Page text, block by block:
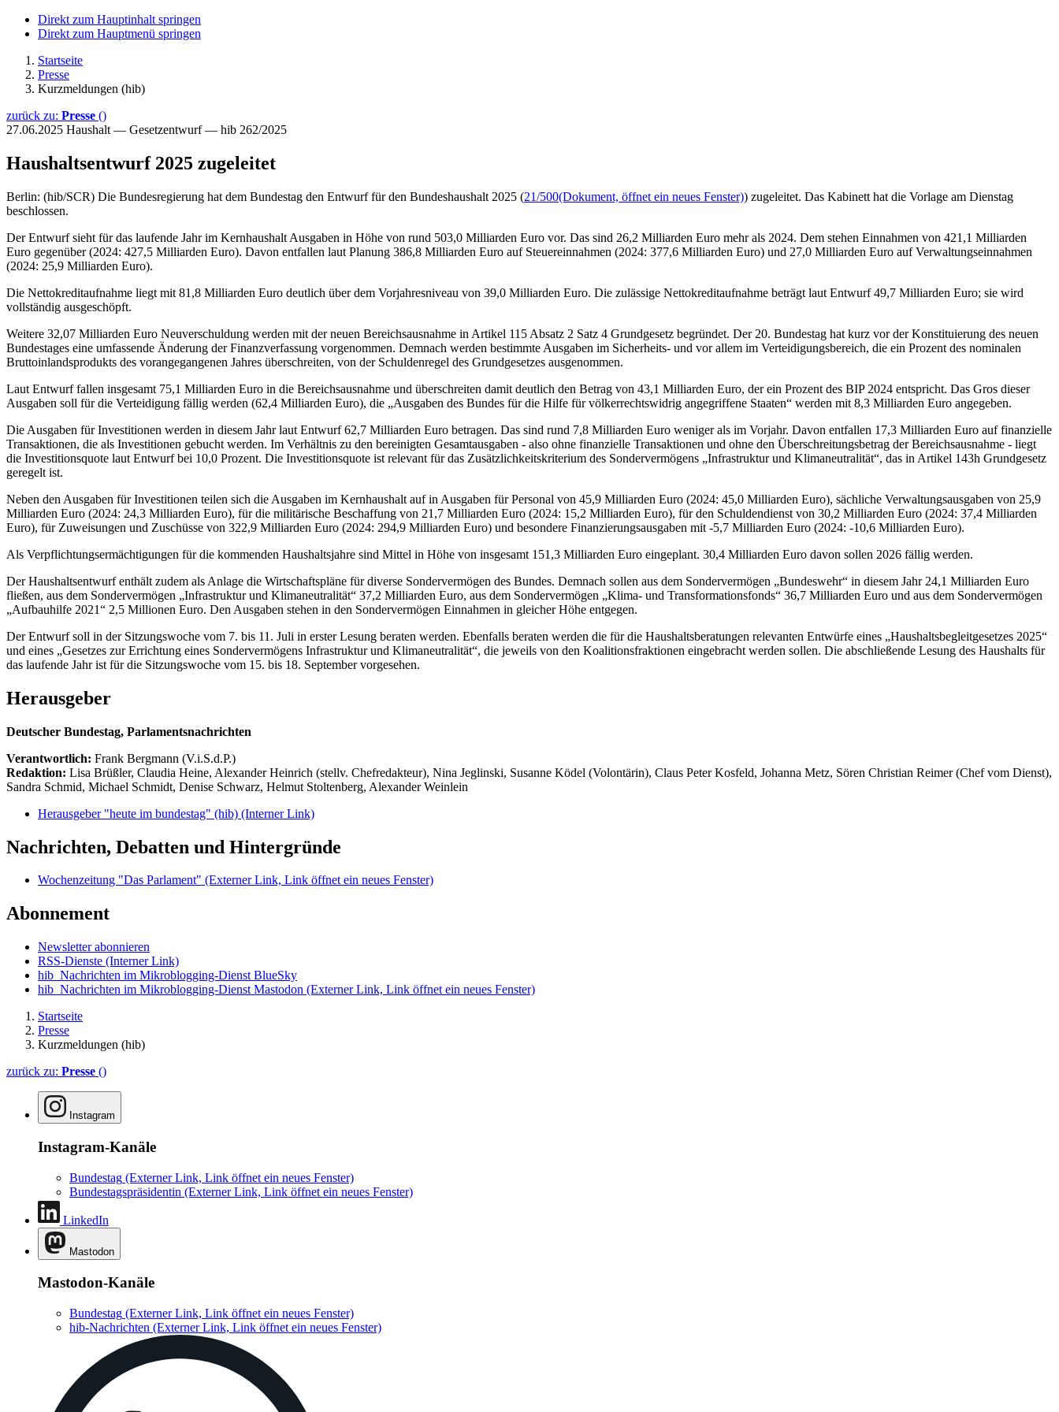
Direkt zum Hauptinhalt springen
Direkt zum Hauptmenü springen
Startseite
Presse
Kurzmeldungen (hib)
zurück zu: Presse ()
27.06.2025 Haushalt — Gesetzentwurf — hib 262/2025
Haushaltsentwurf 2025 zugeleitet
Berlin: (hib/SCR) Die Bundesregierung hat dem Bundestag den Entwurf für den Bundeshaushalt 2025 (21/500(Dokument, öffnet ein neues Fenster)) zugeleitet. Das Kabinett hat die Vorlage am Dienstag
beschlossen.
Der Entwurf sieht für das laufende Jahr im Kernhaushalt Ausgaben in Höhe von rund 503,0 Milliarden Euro vor. Das sind 26,2 Milliarden Euro mehr als 2024. Dem stehen Einnahmen von 421,1 Milliarden
Euro gegenüber (2024: 427,5 Milliarden Euro). Davon entfallen laut Planung 386,8 Milliarden Euro auf Steuereinnahmen (2024: 377,6 Milliarden Euro) und 27,0 Milliarden Euro auf Verwaltungseinnahmen
(2024: 25,9 Milliarden Euro).
Die Nettokreditaufnahme liegt mit 81,8 Milliarden Euro deutlich über dem Vorjahresniveau von 39,0 Milliarden Euro. Die zulässige Nettokreditaufnahme beträgt laut Entwurf 49,7 Milliarden Euro; sie wird
vollständig ausgeschöpft.
Weitere 32,07 Milliarden Euro Neuverschuldung werden mit der neuen Bereichsausnahme in Artikel 115 Absatz 2 Satz 4 Grundgesetz begründet. Der 20. Bundestag hat kurz vor der Konstituierung des neuen
Bundestages eine umfassende Änderung der Finanzverfassung vorgenommen. Demnach werden bestimmte Ausgaben im Sicherheits- und vor allem im Verteidigungsbereich, die ein Prozent des nominalen
Bruttoinlandsprodukts des vorangegangenen Jahres überschreiten, von der Schuldenregel des Grundgesetzes ausgenommen.
Laut Entwurf fallen insgesamt 75,1 Milliarden Euro in die Bereichsausnahme und überschreiten damit deutlich den Betrag von 43,1 Milliarden Euro, der ein Prozent des BIP 2024 entspricht. Das Gros dieser
Ausgaben soll für die Verteidigung fällig werden (62,4 Milliarden Euro), die „Ausgaben des Bundes für die Hilfe für völkerrechtswidrig angegriffene Staaten“ werden mit 8,3 Milliarden Euro angegeben.
Die Ausgaben für Investitionen werden in diesem Jahr laut Entwurf 62,7 Milliarden Euro betragen. Das sind rund 7,8 Milliarden Euro weniger als im Vorjahr. Davon entfallen 17,3 Milliarden Euro auf finanzielle
Transaktionen, die als Investitionen gebucht werden. Im Verhältnis zu den bereinigten Gesamtausgaben - also ohne finanzielle Transaktionen und ohne den Überschreitungsbetrag der Bereichsausnahme - liegt
die Investitionsquote laut Entwurf bei 10,0 Prozent. Die Investitionsquote ist relevant für das Zusätzlichkeitskriterium des Sondervermögens „Infrastruktur und Klimaneutralität“, das in Artikel 143h Grundgesetz
geregelt ist.
Neben den Ausgaben für Investitionen teilen sich die Ausgaben im Kernhaushalt auf in Ausgaben für Personal von 45,9 Milliarden Euro (2024: 45,0 Milliarden Euro), sächliche Verwaltungsausgaben von 25,9
Milliarden Euro (2024: 24,3 Milliarden Euro), für die militärische Beschaffung von 21,7 Milliarden Euro (2024: 15,2 Milliarden Euro), für den Schuldendienst von 30,2 Milliarden Euro (2024: 37,4 Milliarden
Euro), für Zuweisungen und Zuschüsse von 322,9 Milliarden Euro (2024: 294,9 Milliarden Euro) und besondere Finanzierungsausgaben mit -5,7 Milliarden Euro (2024: -10,6 Milliarden Euro).
Als Verpflichtungsermächtigungen für die kommenden Haushaltsjahre sind Mittel in Höhe von insgesamt 151,3 Milliarden Euro eingeplant. 30,4 Milliarden Euro davon sollen 2026 fällig werden.
Der Haushaltsentwurf enthält zudem als Anlage die Wirtschaftspläne für diverse Sondervermögen des Bundes. Demnach sollen aus dem Sondervermögen „Bundeswehr“ in diesem Jahr 24,1 Milliarden Euro
fließen, aus dem Sondervermögen „Infrastruktur und Klimaneutralität“ 37,2 Milliarden Euro, aus dem Sondervermögen „Klima- und Transformationsfonds“ 36,7 Milliarden Euro und aus dem Sondervermögen
„Aufbauhilfe 2021“ 2,5 Millionen Euro. Den Ausgaben stehen in den Sondervermögen Einnahmen in gleicher Höhe entgegen.
Der Entwurf soll in der Sitzungswoche vom 7. bis 11. Juli in erster Lesung beraten werden. Ebenfalls beraten werden die für die Haushaltsberatungen relevanten Entwürfe eines „Haushaltsbegleitgesetzes 2025“
und eines „Gesetzes zur Errichtung eines Sondervermögens Infrastruktur und Klimaneutralität“, die jeweils von den Koalitionsfraktionen eingebracht werden sollen. Die abschließende Lesung des Haushalts für
das laufende Jahr ist für die Sitzungswoche vom 15. bis 18. September vorgesehen.
Herausgeber
Deutscher Bundestag, Parlamentsnachrichten
Verantwortlich: Frank Bergmann (V.i.S.d.P.)
Redaktion: Lisa Brüßler, Claudia Heine, Alexander Heinrich (stellv. Chefredakteur), Nina Jeglinski, Susanne Ködel (Volontärin), Claus Peter Kosfeld, Johanna Metz, Sören Christian Reimer (Chef vom Dienst),
Sandra Schmid, Michael Schmidt, Denise Schwarz, Helmut Stoltenberg, Alexander Weinlein
Herausgeber "heute im bundestag" (hib) (Interner Link)
Nachrichten, Debatten und Hintergründe
Wochenzeitung "Das Parlament" (Externer Link, Link öffnet ein neues Fenster)
Abonnement
Newsletter abonnieren
RSS-Dienste (Interner Link)
hib_Nachrichten im Mikroblogging-Dienst BlueSky
hib_Nachrichten im Mikroblogging-Dienst Mastodon (Externer Link, Link öffnet ein neues Fenster)
Startseite
Presse
Kurzmeldungen (hib)
zurück zu: Presse ()
Instagram
Instagram-Kanäle
Bundestag (Externer Link, Link öffnet ein neues Fenster)
Bundestagspräsidentin (Externer Link, Link öffnet ein neues Fenster)
LinkedIn
Mastodon
Mastodon-Kanäle
Bundestag (Externer Link, Link öffnet ein neues Fenster)
hib-Nachrichten (Externer Link, Link öffnet ein neues Fenster)